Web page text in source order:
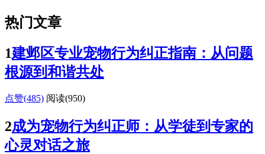
热门文章
1建邺区专业宠物行为纠正指南：从问题
根源到和谐共处
点赞(485) 阅读(950)
2成为宠物行为纠正师：从学徒到专家的
心灵对话之旅